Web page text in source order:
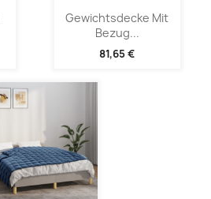
Gewichtsdecke Mit
Bezug...
81,65 €